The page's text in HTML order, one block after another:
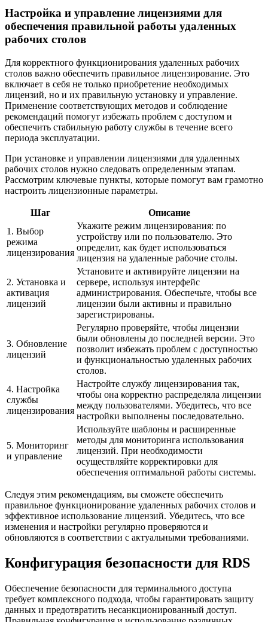
Настройка и управление лицензиями для
обеспечения правильной работы удаленных
рабочих столов
Для корректного функционирования удаленных рабочих
столов важно обеспечить правильное лицензирование. Это
включает в себя не только приобретение необходимых
лицензий, но и их правильную установку и управление.
Применение соответствующих методов и соблюдение
рекомендаций помогут избежать проблем с доступом и
обеспечить стабильную работу службы в течение всего
периода эксплуатации.
При установке и управлении лицензиями для удаленных
рабочих столов нужно следовать определенным этапам.
Рассмотрим ключевые пункты, которые помогут вам грамотно
настроить лицензионные параметры.
Шаг
Описание
1. Выбор
режима
лицензирования
Укажите режим лицензирования: по
устройству или по пользователю. Это
определит, как будет использоваться
лицензия на удаленные рабочие столы.
2. Установка и
активация
лицензий
Установите и активируйте лицензии на
сервере, используя интерфейс
администрирования. Обеспечьте, чтобы все
лицензии были активны и правильно
зарегистрированы.
3. Обновление
лицензий
Регулярно проверяйте, чтобы лицензии
были обновлены до последней версии. Это
позволит избежать проблем с доступностью
и функциональностью удаленных рабочих
столов.
4. Настройка
службы
лицензирования
Настройте службу лицензирования так,
чтобы она корректно распределяла лицензии
между пользователями. Убедитесь, что все
настройки выполнены последовательно.
5. Мониторинг
и управление
Используйте шаблоны и расширенные
методы для мониторинга использования
лицензий. При необходимости
осуществляйте корректировки для
обеспечения оптимальной работы системы.
Следуя этим рекомендациям, вы сможете обеспечить
правильное функционирование удаленных рабочих столов и
эффективное использование лицензий. Убедитесь, что все
изменения и настройки регулярно проверяются и
обновляются в соответствии с актуальными требованиями.
Конфигурация безопасности для RDS
Обеспечение безопасности для терминального доступа
требует комплексного подхода, чтобы гарантировать защиту
данных и предотвратить несанкционированный доступ.